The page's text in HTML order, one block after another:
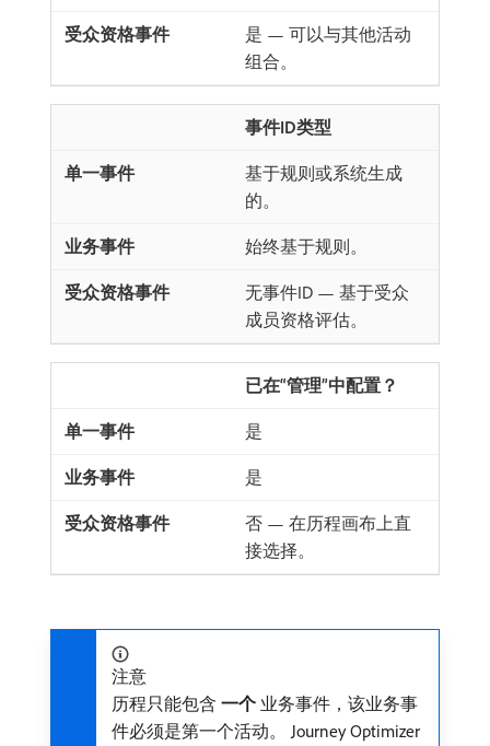
是 — 可以与其他活动
组合。
事件ID类型
基于规则或系统生成
的。
始终基于规则。
无事件ID — 基于受众
成员资格评估。
已在“管理”中配置？
是
是
否 — 在历程画布上直
接选择。
注意
历程只能包含​ 一个 ​业务事件，该业务事
件必须是第一个活动。 Journey Optimizer